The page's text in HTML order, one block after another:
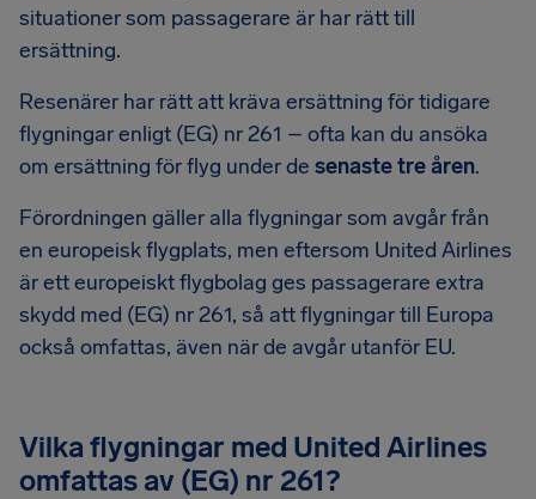
situationer som passagerare är har rätt till
ersättning.
Resenärer har rätt att kräva ersättning för tidigare
flygningar enligt (EG) nr 261 – ofta kan du ansöka
om ersättning för flyg under de senaste tre åren.
Förordningen gäller alla flygningar som avgår från
en europeisk flygplats, men eftersom United Airlines
är ett europeiskt flygbolag ges passagerare extra
skydd med (EG) nr 261, så att flygningar till Europa
också omfattas, även när de avgår utanför EU.
Vilka flygningar med United Airlines
omfattas av (EG) nr 261?